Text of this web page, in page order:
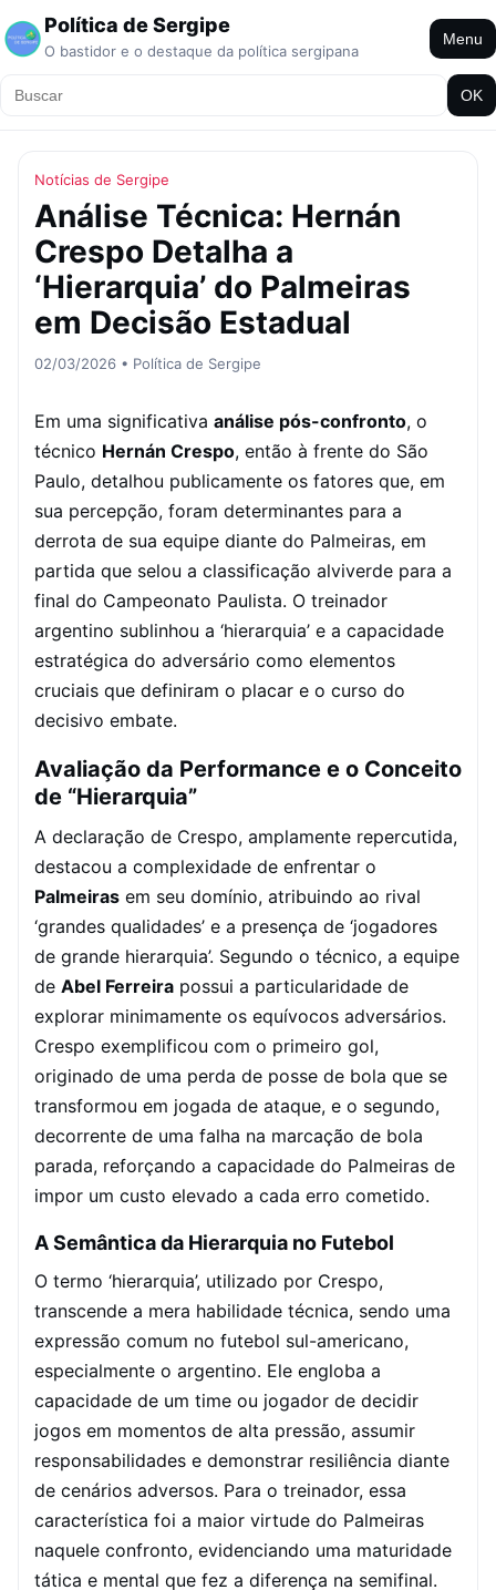
Política de Sergipe
O bastidor e o destaque da política sergipana
Menu
OK
Notícias de Sergipe
Análise Técnica: Hernán
Crespo Detalha a
‘Hierarquia’ do Palmeiras
em Decisão Estadual
02/03/2026 • Política de Sergipe
Em uma significativa análise pós-confronto, o
técnico Hernán Crespo, então à frente do São
Paulo, detalhou publicamente os fatores que, em
sua percepção, foram determinantes para a
derrota de sua equipe diante do Palmeiras, em
partida que selou a classificação alviverde para a
final do Campeonato Paulista. O treinador
argentino sublinhou a ‘hierarquia’ e a capacidade
estratégica do adversário como elementos
cruciais que definiram o placar e o curso do
decisivo embate.
Avaliação da Performance e o Conceito
de “Hierarquia”
A declaração de Crespo, amplamente repercutida,
destacou a complexidade de enfrentar o
Palmeiras em seu domínio, atribuindo ao rival
‘grandes qualidades’ e a presença de ‘jogadores
de grande hierarquia’. Segundo o técnico, a equipe
de Abel Ferreira possui a particularidade de
explorar minimamente os equívocos adversários.
Crespo exemplificou com o primeiro gol,
originado de uma perda de posse de bola que se
transformou em jogada de ataque, e o segundo,
decorrente de uma falha na marcação de bola
parada, reforçando a capacidade do Palmeiras de
impor um custo elevado a cada erro cometido.
A Semântica da Hierarquia no Futebol
O termo ‘hierarquia’, utilizado por Crespo,
transcende a mera habilidade técnica, sendo uma
expressão comum no futebol sul-americano,
especialmente o argentino. Ele engloba a
capacidade de um time ou jogador de decidir
jogos em momentos de alta pressão, assumir
responsabilidades e demonstrar resiliência diante
de cenários adversos. Para o treinador, essa
característica foi a maior virtude do Palmeiras
naquele confronto, evidenciando uma maturidade
tática e mental que fez a diferença na semifinal.